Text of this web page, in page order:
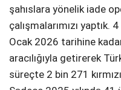
şahıslara yönelik iade
çalışmalarımızı
Ocak 2026 tarihine
aracılığıyla getirerek
süreçte 2 bin 271